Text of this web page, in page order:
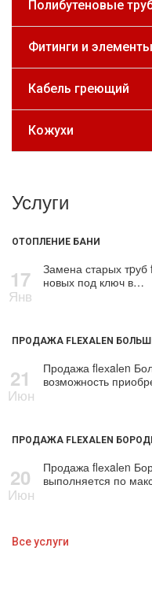
Полибутеновые
Фитинги и элементы
Кабель греющий
Кожухи
Услуги
ОТОПЛЕНИЕ БАНИ
17
Янв
Замена старых тpуб
новых под ключ в…
ПРОДАЖА FLEXALEN
21
Июн
Продажа flехalеn
возможность
ПРОДАЖА FLEXALEN
20
Июн
Продажа flехalеn
выполняется по
Все услуги